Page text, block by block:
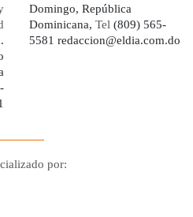
Domingo, República
Dominicana, Tel (809) 565-
5581 redaccion@eldia.com.do
por: